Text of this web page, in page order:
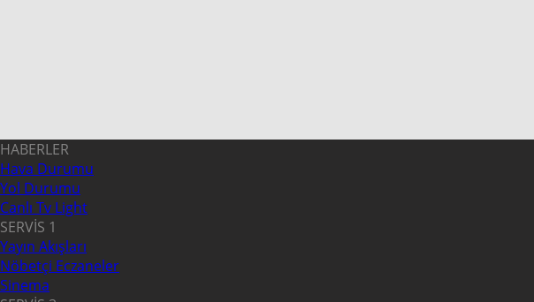
HABERLER
Hava Durumu
Yol Durumu
Canlı Tv Light
SERVİS 1
Yayın Akışları
Nöbetçi Eczaneler
Sinema